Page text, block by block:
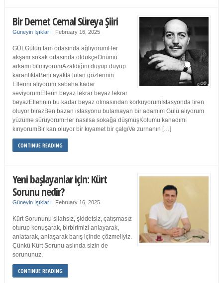
Bir Demet Cemal Süreya Şiiri
Güneyin Işıkları | February 16, 2025
GÜLGülün tam ortasında ağlıyorumHer
akşam sokak ortasında öldükçeÖnümü
arkamı bilmiyorumAzaldığını duyup duyup
karanlıktaBeni ayakta tutan gözlerinin
Ellerini alıyorum sabaha kadar
seviyorumEllerin beyaz tekrar beyaz tekrar
beyazEllerinin bu kadar beyaz olmasından korkuyorumİstasyonda tiren
oluyor birazBen bazan istasyonu bulamayan bir adamım Gülü alıyorum
yüzüme sürüyorumHer nasılsa sokağa düşmüşKolumu kanadımı
kırıyorumBir kan oluyor bir kıyamet bir çalgıVe zurnanın […]
CONTINUE READING
Yeni başlayanlar için: Kürt
Sorunu nedir?
Güneyin Işıkları | February 16, 2025
Kürt Sorununu silahsız, şiddetsiz, çatışmasız
oturup konuşarak, birbirimizi anlayarak,
anlatarak, anlaşarak barış içinde çözmeliyiz.
Çünkü Kürt Sorunu aslında sizin de
sorununuz.
CONTINUE READING